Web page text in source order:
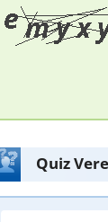
Quiz